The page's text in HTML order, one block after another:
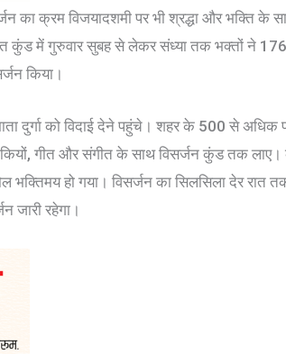
का क्रम विजयादशमी पर भी श्रद्धा और भक्ति के
कुंड में गुरुवार सुबह से लेकर संध्या तक भक्तों ने
किया।
दुर्गा को विदाई देने पहुंचे। शहर के 500 से अधिक
गीत और संगीत के साथ विसर्जन कुंड तक
भक्तिमय हो गया। विसर्जन का सिलसिला देर रात
जारी रहेगा।